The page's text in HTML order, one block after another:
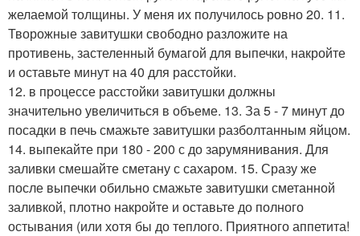
желаемой толщины. У меня их получилось ровно 20. 11.
Творожные завитушки свободно разложите на
противень, застеленный бумагой для выпечки, накройте
и оставьте минут на 40 для расстойки.
12. в процессе расстойки завитушки должны
значительно увеличиться в объеме. 13. За 5 - 7 минут до
посадки в печь смажьте завитушки разболтанным яйцом.
14. выпекайте при 180 - 200 с до зарумянивания. Для
заливки смешайте сметану с сахаром. 15. Сразу же
после выпечки обильно смажьте завитушки сметанной
заливкой, плотно накройте и оставьте до полного
остывания (или хотя бы до теплого. Приятного аппетита!